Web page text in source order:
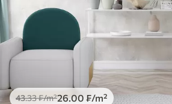
43.33₣/m²26.00 ₣/m²